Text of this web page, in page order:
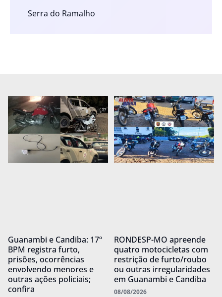
Serra do Ramalho
Guanambi e Candiba: 17º
BPM registra furto,
prisões, ocorrências
envolvendo menores e
outras ações policiais;
confira
RONDESP-MO apreende
quatro motocicletas com
restrição de furto/roubo
ou outras irregularidades
em Guanambi e Candiba
08/08/2026